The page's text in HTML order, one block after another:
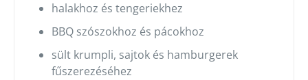
halakhoz és tengeriekhez
BBQ szószokhoz és pácokhoz
sült krumpli, sajtok és hamburgerek
fűszerezéséhez